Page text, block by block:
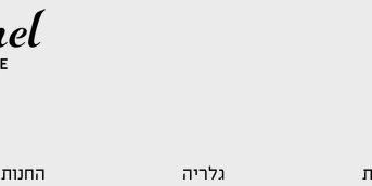
גלריה החנות